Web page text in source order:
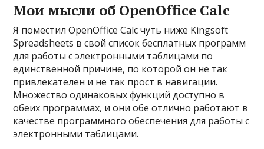
Мои мысли об OpenOffice Calc
Я поместил OpenOffice Calc чуть ниже Kingsoft
Spreadsheets в свой список бесплатных программ
для работы с электронными таблицами по
единственной причине, по которой он не так
привлекателен и не так прост в навигации.
Множество одинаковых функций доступно в
обеих программах, и они обе отлично работают в
качестве программного обеспечения для работы с
электронными таблицами.